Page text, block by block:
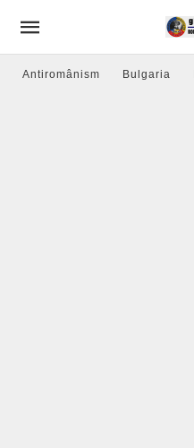
Antiromânism Bulgaria